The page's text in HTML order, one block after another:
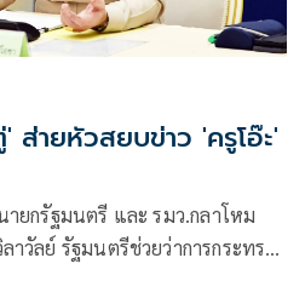
ส่ายหัวสยบข่าว 'ครูโอ๊ะ'
ยกรัฐมนตรี และ รมว.กลาโหม
วัลย์ รัฐมนตรีช่วยว่าการกระทรวง